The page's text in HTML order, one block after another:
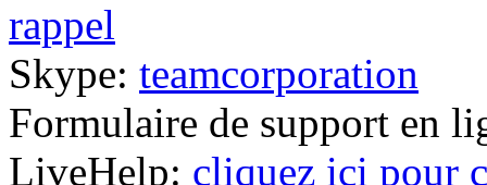
rappel
Skype: teamcorporation
Formulaire de support en
LiveHelp: cliquez ici pour